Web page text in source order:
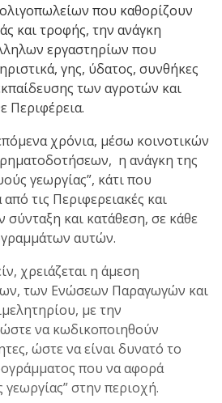
που καθορίζουν
και τροφής, την ανάγκη
εργαστηρίων που
γης, ύδατος, συνθήκες
των αγροτών και
Περιφέρεια.
χρόνια, μέσω κοινοτικών
η ανάγκη της
γεωργίας”, κάτι που
τις Περιφερειακές και
σύνταξη και κατάθεση, σε κάθε
αυτών.
χρειάζεται η άμεση
των Ενώσεων Παραγωγών και
με την
να κωδικοποιηθούν
ώστε να είναι δυνατό το
που να αφορά
στην περιοχή.